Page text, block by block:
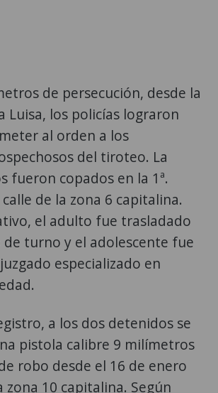
de persecución, desde la
Luisa, los policías lograron
al orden a los
del tiroteo. La
fueron copados en la 1ª.
calle de la zona 6 capitalina.
el adulto fue trasladado
de turno y el adolescente fue
especializado en
a los dos detenidos se
pistola calibre 9 milímetros
robo desde el 16 de enero
zona 10 capitalina. Según